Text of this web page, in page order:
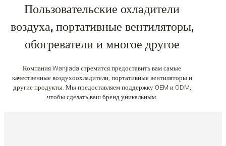
Пользовательские охладители
воздуха, портативные вентиляторы,
обогреватели и многое другое
Компания Wanjiada стремится предоставить вам самые
качественные воздухоохладители, портативные вентиляторы и
другие продукты. Мы предоставляем поддержку OEM и ODM,
чтобы сделать ваш бренд уникальным.